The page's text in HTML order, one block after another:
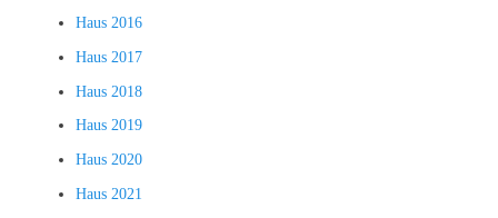
Haus 2016
Haus 2017
Haus 2018
Haus 2019
Haus 2020
Haus 2021